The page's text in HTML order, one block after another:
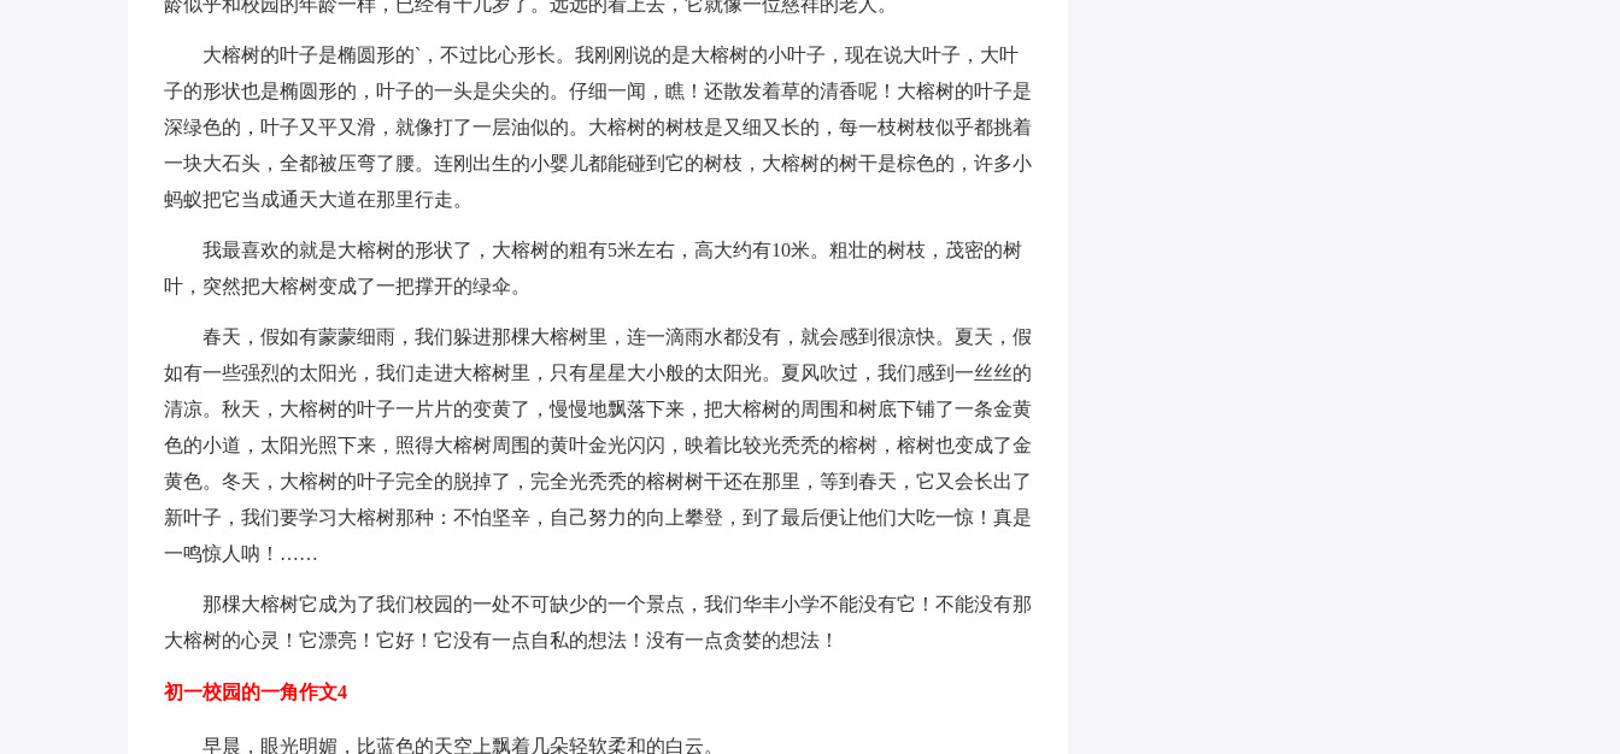
龄似乎和校园的年龄一样，已经有十几岁了。远远的看上去，它就像一位慈祥的老人。
大榕树的叶子是椭圆形的`，不过比心形长。我刚刚说的是大榕树的小叶子，现在说大叶子，大叶
子的形状也是椭圆形的，叶子的一头是尖尖的。仔细一闻，瞧！还散发着草的清香呢！大榕树的叶子是
深绿色的，叶子又平又滑，就像打了一层油似的。大榕树的树枝是又细又长的，每一枝树枝似乎都挑着
一块大石头，全都被压弯了腰。连刚出生的小婴儿都能碰到它的树枝，大榕树的树干是棕色的，许多小
蚂蚁把它当成通天大道在那里行走。
我最喜欢的就是大榕树的形状了，大榕树的粗有5米左右，高大约有10米。粗壮的树枝，茂密的树
叶，突然把大榕树变成了一把撑开的绿伞。
春天，假如有蒙蒙细雨，我们躲进那棵大榕树里，连一滴雨水都没有，就会感到很凉快。夏天，假
如有一些强烈的太阳光，我们走进大榕树里，只有星星大小般的太阳光。夏风吹过，我们感到一丝丝的
清凉。秋天，大榕树的叶子一片片的变黄了，慢慢地飘落下来，把大榕树的周围和树底下铺了一条金黄
色的小道，太阳光照下来，照得大榕树周围的黄叶金光闪闪，映着比较光秃秃的榕树，榕树也变成了金
黄色。冬天，大榕树的叶子完全的脱掉了，完全光秃秃的榕树树干还在那里，等到春天，它又会长出了
新叶子，我们要学习大榕树那种：不怕坚辛，自己努力的向上攀登，到了最后便让他们大吃一惊！真是
一鸣惊人呐！……
那棵大榕树它成为了我们校园的一处不可缺少的一个景点，我们华丰小学不能没有它！不能没有那
大榕树的心灵！它漂亮！它好！它没有一点自私的想法！没有一点贪婪的想法！
初一校园的一角作文4
早晨，眼光明媚，比蓝色的天空上飘着几朵轻软柔和的白云。